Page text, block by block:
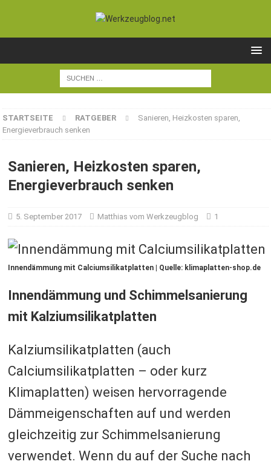
STARTSEITE RATGEBER
Sanieren, Heizkosten sparen,
Energieverbrauch senken
Sanieren, Heizkosten sparen,
Energieverbrauch senken
5. September 2017 Matthias vom Werkzeugblog 1
Innendämmung mit Calciumsilikatplatten | Quelle: klimaplatten-shop.de
Innendämmung und Schimmelsanierung
mit Kalziumsilikatplatten
Kalziumsilikatplatten (auch
Calciumsilikatplatten – oder kurz
Klimaplatten) weisen hervorragende
Dämmeigenschaften auf und werden
gleichzeitig zur Schimmelsanierung
verwendet. Wenn du auf der Suche nach